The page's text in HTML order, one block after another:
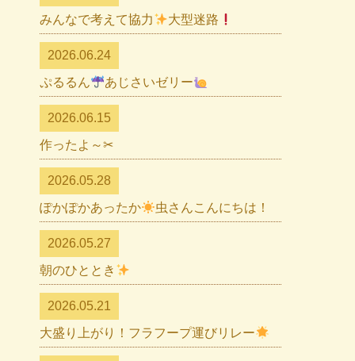
みんなで考えて協力
大型迷路
2026.06.24
ぷるるん
あじさいゼリー
2026.06.15
作ったよ～✂
2026.05.28
ぽかぽかあったか
虫さんこんにちは！
2026.05.27
朝のひととき
2026.05.21
大盛り上がり！フラフープ運びリレー